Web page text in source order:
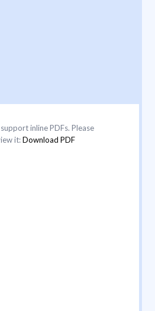
inline PDFs. Please
it:Download PDF